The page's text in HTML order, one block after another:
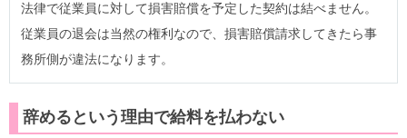
法律で従業員に対して損害賠償を予定した契約は結べません。
従業員の退会は当然の権利なので、損害賠償請求してきたら事
務所側が違法になります。
辞めるという理由で給料を払わない